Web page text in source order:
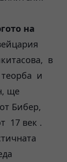
на
в
и
ще
Бибер,
17 век .